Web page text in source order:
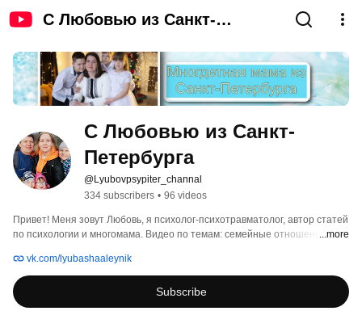
С Любовью из Санкт-
С Любовью из Санкт-
Петербурга
@Lyubovpsypiter_channal
334 subscribers • 96 videos
Привет! Меня зовут Любовь, я психолог-психотравматолог, автор статей
по психологии и многомама. Видео по темам: семейные отношения,
кризисных ситуаций еженедельно, а на статьи по данным темам
ежедневно на Дзене https://dzen.ru/lyubovpsypiter.
...more
vk.com/lyubashaaleynik
Subscribe